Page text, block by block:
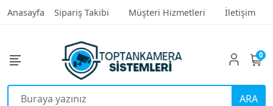
Anasayfa Sipariş Takibi Müşteri Hizmetleri İletişim
ARA
0